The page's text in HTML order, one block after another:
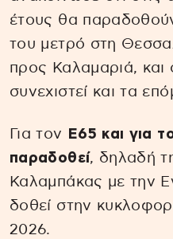
έτους θα
του μετρό στη
προς Καλαμαριά, και
συνεχιστεί και τα
Για τον
Ε65 και για
παραδοθεί, δηλαδή
Καλαμπάκας με την
δοθεί στην
2026.